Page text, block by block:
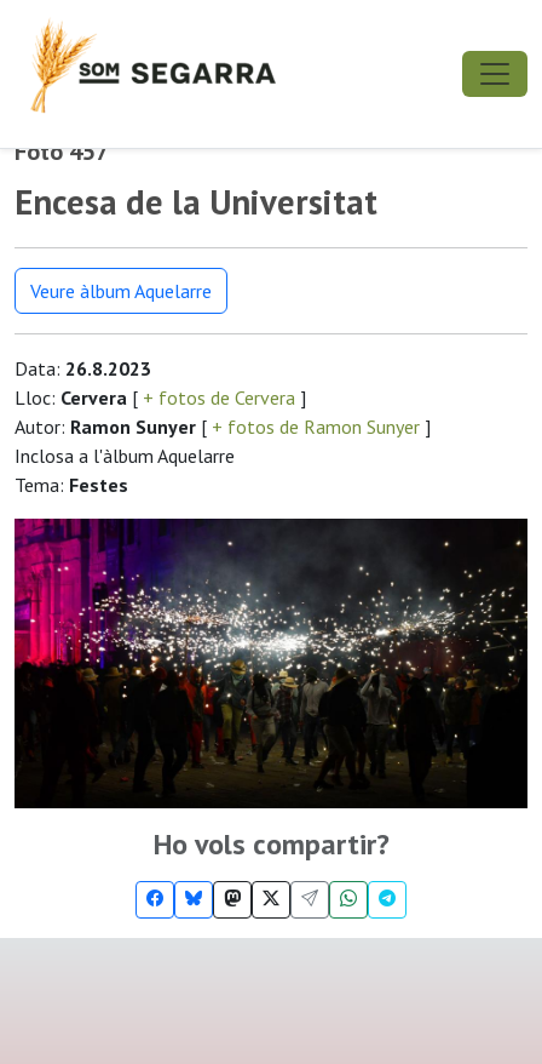
Foto 457
Encesa de la Universitat
Veure àlbum Aquelarre
Data: 26.8.2023
Lloc: Cervera [ + fotos de Cervera ]
Autor: Ramon Sunyer [ + fotos de Ramon Sunyer ]
Inclosa a l'àlbum Aquelarre
Tema: Festes
Ho vols compartir?